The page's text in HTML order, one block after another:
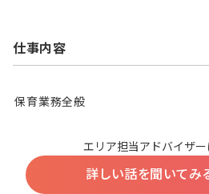
仕事内容
保育業務全般
エリア担当アドバイザー
詳しい話を聞いてみ